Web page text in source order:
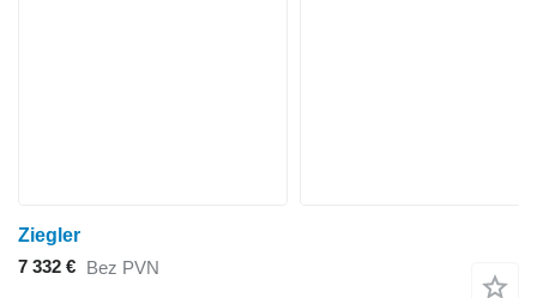
Ziegler
7 332 € Bez PVN